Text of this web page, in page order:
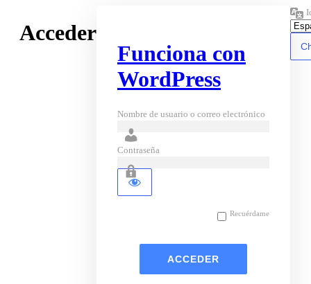
Acceder
Funciona con
WordPress
Nombre de usuario o correo electrónico
Contraseña
Recuérdame